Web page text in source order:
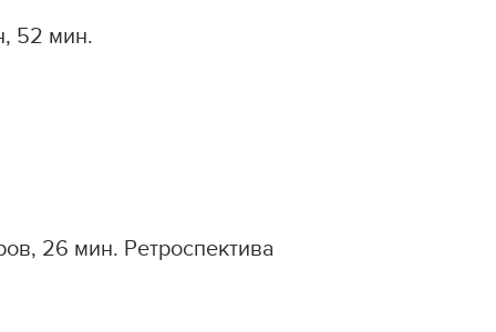
52 мин.
26 мин. Ретроспектива